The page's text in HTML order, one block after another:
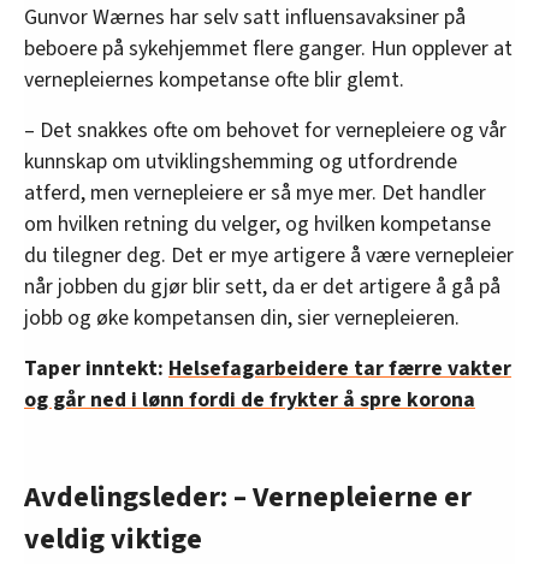
Gunvor Wærnes har selv satt influensavaksiner på
beboere på sykehjemmet flere ganger. Hun opplever at
vernepleiernes kompetanse ofte blir glemt.
– Det snakkes ofte om behovet for vernepleiere og vår
kunnskap om utviklingshemming og utfordrende
atferd, men vernepleiere er så mye mer. Det handler
om hvilken retning du velger, og hvilken kompetanse
du tilegner deg. Det er mye artigere å være vernepleier
når jobben du gjør blir sett, da er det artigere å gå på
jobb og øke kompetansen din, sier vernepleieren.
Taper inntekt: Helsefagarbeidere tar færre vakter
og går ned i lønn fordi de frykter å spre korona
Avdelingsleder: – Vernepleierne er
veldig viktige